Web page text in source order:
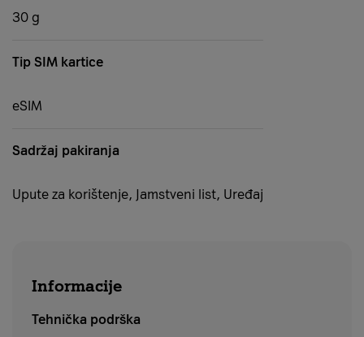
30 g
Tip SIM kartice
eSIM
Sadržaj pakiranja
Upute za korištenje, Jamstveni list, Uređaj
Informacije
Tehnička podrška